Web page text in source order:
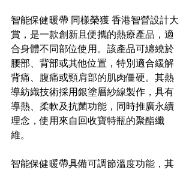
智能保健暖帶 同樣榮獲 香港智營設計大
賞，是一款創新且便攜的熱療產品，適
合身體不同部位使用。該產品可纏繞於
腰部、背部或其他位置，特別適合緩解
背痛、腹痛或頸肩部的肌肉僵硬。其熱
導紡織技術採用銀塗層紗線製作，具有
導熱、柔軟及抗菌功能，同時推廣永續
理念，使用來自回收寶特瓶的聚酯纖
維。
智能保健暖帶具備可調節溫度功能，其